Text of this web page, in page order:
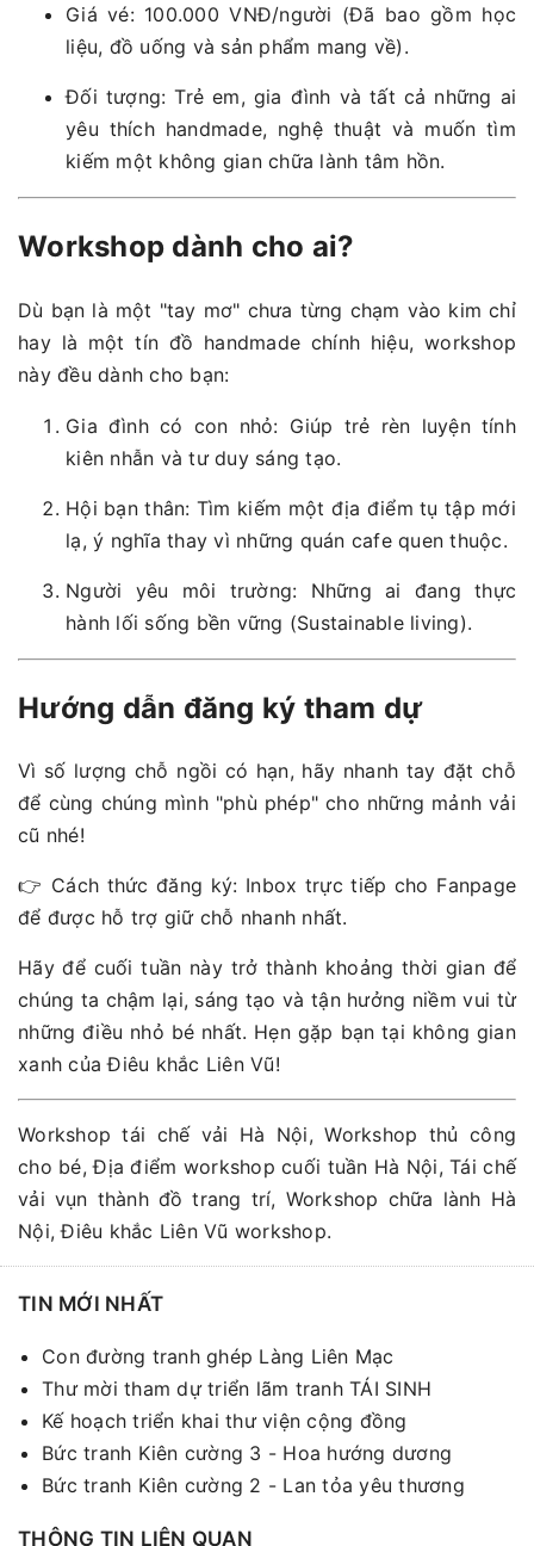
Giá vé: 100.000 VNĐ/người (Đã bao gồm học
liệu, đồ uống và sản phẩm mang về).
Đối tượng: Trẻ em, gia đình và tất cả những ai
yêu thích handmade, nghệ thuật và muốn tìm
kiếm một không gian chữa lành tâm hồn.
Workshop dành cho ai?
Dù bạn là một "tay mơ" chưa từng chạm vào kim chỉ
hay là một tín đồ handmade chính hiệu, workshop
này đều dành cho bạn:
Gia đình có con nhỏ: Giúp trẻ rèn luyện tính
kiên nhẫn và tư duy sáng tạo.
Hội bạn thân: Tìm kiếm một địa điểm tụ tập mới
lạ, ý nghĩa thay vì những quán cafe quen thuộc.
Người yêu môi trường: Những ai đang thực
hành lối sống bền vững (Sustainable living).
Hướng dẫn đăng ký tham dự
Vì số lượng chỗ ngồi có hạn, hãy nhanh tay đặt chỗ
để cùng chúng mình "phù phép" cho những mảnh vải
cũ nhé!
👉 Cách thức đăng ký: Inbox trực tiếp cho Fanpage
để được hỗ trợ giữ chỗ nhanh nhất.
Hãy để cuối tuần này trở thành khoảng thời gian để
chúng ta chậm lại, sáng tạo và tận hưởng niềm vui từ
những điều nhỏ bé nhất. Hẹn gặp bạn tại không gian
xanh của Điêu khắc Liên Vũ!
Workshop tái chế vải Hà Nội, Workshop thủ công
cho bé, Địa điểm workshop cuối tuần Hà Nội, Tái chế
vải vụn thành đồ trang trí, Workshop chữa lành Hà
Nội, Điêu khắc Liên Vũ workshop.
TIN MỚI NHẤT
Con đường tranh ghép Làng Liên Mạc
Thư mời tham dự triển lãm tranh TÁI SINH
Kế hoạch triển khai thư viện cộng đồng
Bức tranh Kiên cường 3 - Hoa hướng dương
Bức tranh Kiên cường 2 - Lan tỏa yêu thương
THÔNG TIN LIÊN QUAN